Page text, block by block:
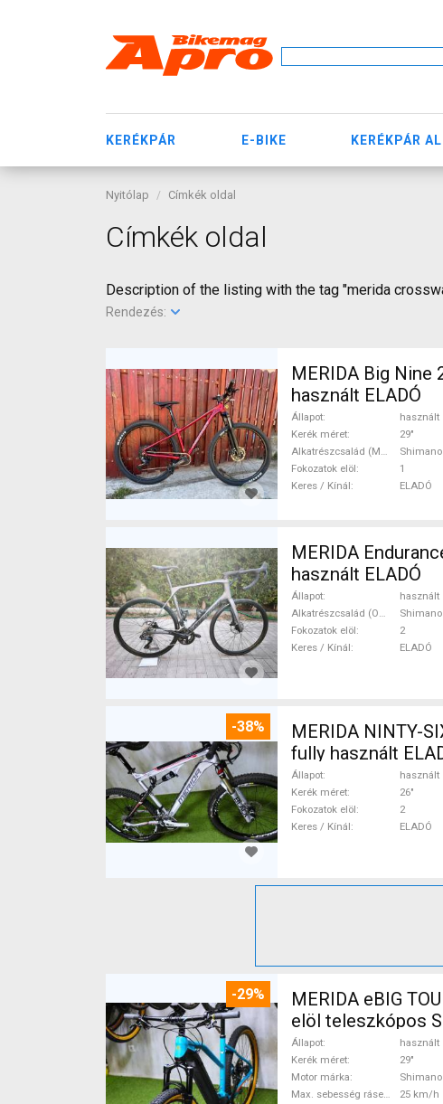
KERÉKPÁR E-BIKE KERÉKPÁR
Nyitólap Címkék oldal
Címkék oldal
Description of the listing with the tag "merida
Rendezés:
MERIDA Big
használt ELADÓ
Állapot
használt
Kerék méret
29"
Alkatrészcsalád (MTB)
Fokozatok elöl
1
Keres / Kínál
ELADÓ
MERIDA
használt ELADÓ
Állapot
használt
Alkatrészcsalád (Outi)
Fokozatok elöl
2
Keres / Kínál
ELADÓ
-38%
MERIDA NINTY-
fully használt
Állapot
használt
Kerék méret
26"
Fokozatok elöl
2
Keres / Kínál
ELADÓ
-29%
MERIDA eBIG
elöl teleszkópos
Állapot
használt
Kerék méret
29"
Motor márka
Shimano
Max. sebesség rásegítéssel
25 km/h